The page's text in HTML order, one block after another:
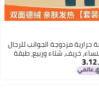
حرارية مزدوجة الجوانب للرجال
خريف، شتاء وربيع، طبقة
حرارية داخلية، بنطلونات
ملابس تصدير ملائمة
3.12